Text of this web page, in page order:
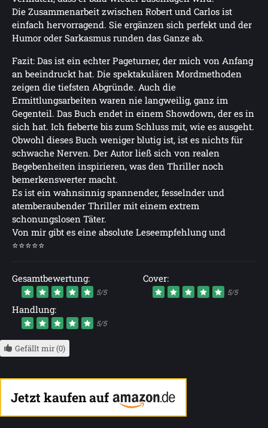
Die Zusammenarbeit zwischen Robert und Carlos ist
einfach hervorragend. Sie ergänzen sich perfekt und der
Humor oder Sarkasmus runden das Ganze ab.
Fazit: Das ist ein echter Pageturner, der mich von Anfang
an beeindruckt hat. Die spektakulären Mordmethoden
zeigen die tiefsten Abgründe. Auch die
Ermittlungsarbeiten waren nie langweilig, ganz im
Gegenteil. Das Buch endet in einem Showdown, der es in
sich hat. Ich fieberte bis zum Schluss mit, wie es ausgeht.
Obwohl dieses Buch weniger blutig ist, ist es nichts für
schwache Nerven. Der Autor ließ sich von realen
Begebenheiten inspirieren, was den Thriller noch
bemerkenswerter macht.
Es ist ein wahnsinnig spannender, fesselnder und
atemberaubender Thriller mit einem extrem
schonungslosen Täter.
Von mir gibt es eine absolute Leseempfehlung und
⭐⭐⭐⭐⭐
Gesamtbewertung:
5/5
Cover:
5/5
Handlung:
5/5
Gefällt mir (0)
Jetzt kaufen auf